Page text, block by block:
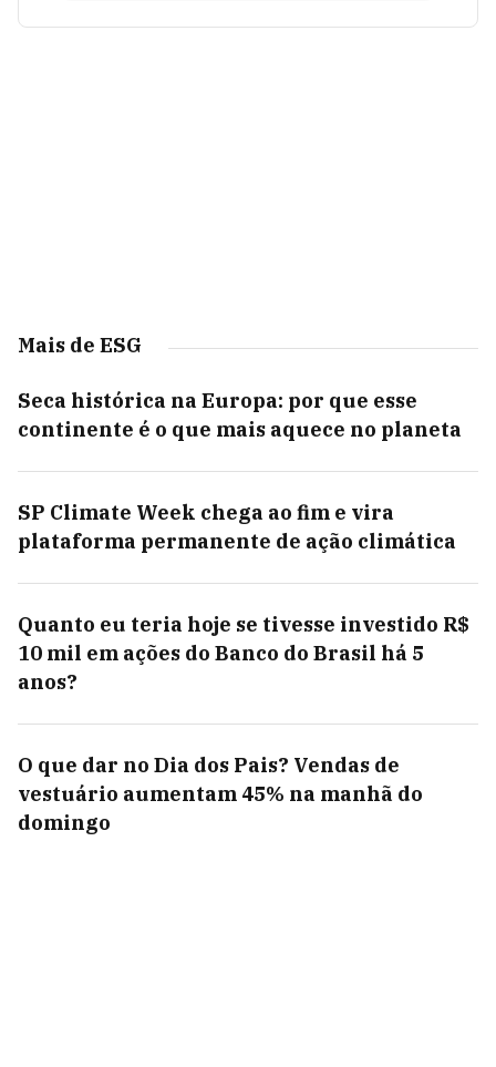
Mais de ESG
Seca histórica na Europa: por que esse
continente é o que mais aquece no planeta
SP Climate Week chega ao fim e vira
plataforma permanente de ação climática
Quanto eu teria hoje se tivesse investido R$
10 mil em ações do Banco do Brasil há 5
anos?
O que dar no Dia dos Pais? Vendas de
vestuário aumentam 45% na manhã do
domingo